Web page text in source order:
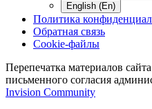
English (En)
Политика
Обратная связь
Cookie-файлы
Перепечатка материалов
письменного согласия
Invision Community